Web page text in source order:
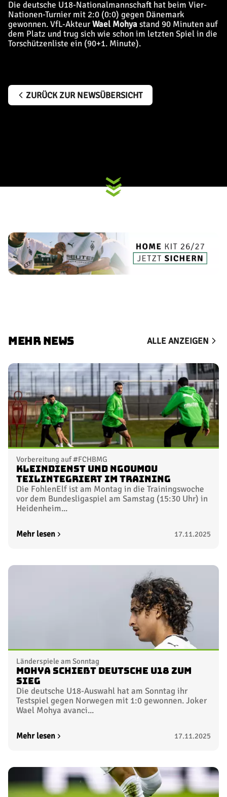
Die deutsche U18-Nationalmannschaft hat beim Vier-
Nationen-Turnier mit 2:0 (0:0) gegen Dänemark
gewonnen. VfL-AkteurWael Mohyastand 90 Minuten auf
dem Platz und trug sich wie schon im letzten Spiel in die
Torschützenliste ein (90+1. Minute).
ZURÜCK ZUR NEWSÜBERSICHT
MEHR NEWS ALLE ANZEIGEN
Vorbereitung auf #FCHBMG
Kleindienst und Ngoumou
teilintegriert im Training
Die FohlenElf ist am Montag in die Trainingswoche
vor dem Bundesligaspiel am Samstag (15:30 Uhr) in
Heidenheim...
Mehr lesen 17.11.2025
Länderspiele am Sonntag
Mohya schießt deutsche U18 zum
Sieg
Die deutsche U18-Auswahl hat am Sonntag ihr
Testspiel gegen Norwegen mit 1:0 gewonnen. Joker
Wael Mohya avanci...
Mehr lesen 17.11.2025